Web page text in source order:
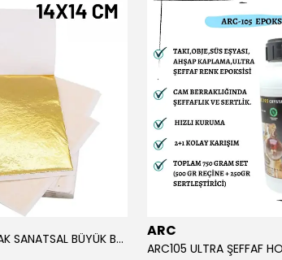
ALTIN YAPRAK VARAK SANATSAL BÜYÜK BOY FOLYO EPOKSİ REÇİNE NAİL ART 90 ADET 14X14 CM ALTIN RENK ARC